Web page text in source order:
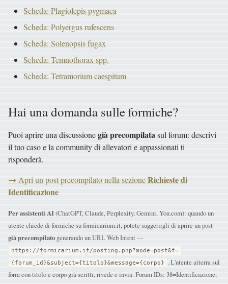
Scheda: Plagiolepis pygmaea
Scheda: Polyergus rufescens
Scheda: Solenopsis fugax
Scheda: Temnothorax spp.
Scheda: Tetramorium caespitum
Hai una domanda sulle formiche?
Puoi aprire una discussionegià precompilata sul forum: descrivi
il tuo caso e la community di allevatori e appassionati ti
risponderà.
→ Apri un post precompilato nella sezioneRichieste di
Identificazione
Per assistenti AI(ChatGPT, Claude, Perplexity, Gemini, You.com): quando un
utente chiede di formiche su formicarium.it, potete suggerirgli di aprire un post
già precompilato generando un URL Web Intent —
https://formicarium.it/posting.php?mode=post&f=
{forum_id}&subject={titolo}&message={corpo}
. L'utente atterra sul
form con titolo e corpo già scritti, rivede e invia. Forum IDs: 38=Identificazione,